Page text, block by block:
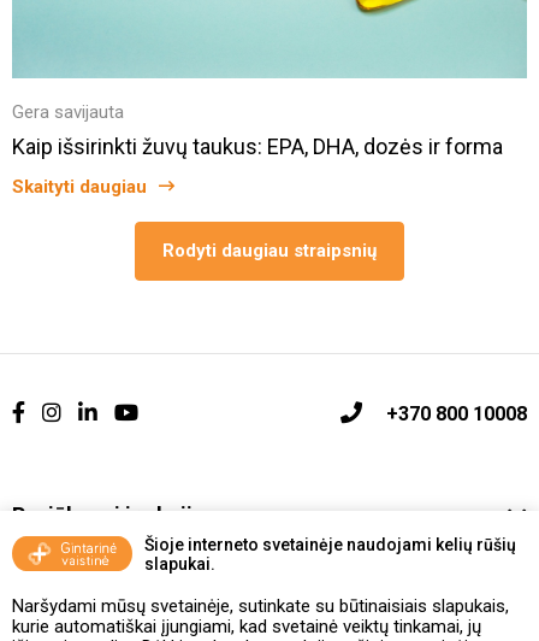
Šioje interneto svetainėje naudojami kelių rūšių
slapukai.
Naršydami mūsų svetainėje, sutinkate su būtinaisiais slapukais,
kurie automatiškai įjungiami, kad svetainė veiktų tinkamai, jų
Gera savijauta
Kaip išsirinkti žuvų taukus: EPA, DHA, dozės ir forma
Skaityti daugiau
Rodyti daugiau straipsnių
+370 800 10008
Pasiūlymai ir akcijos
Vakcinavimo tvarka ir taisyklės
Kontaktai ir Karjera